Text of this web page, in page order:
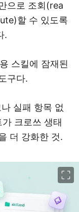
으로 조회(rea
할 수 있도록
.
스킬에 잠재된
구다.
실패 항목 없
크로쓰 생태
더 강화한 것.